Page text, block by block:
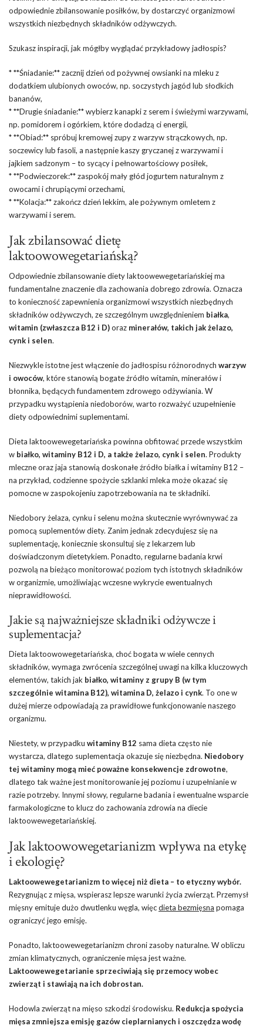
odpowiednie zbilansowanie posiłków, by dostarczyć organizmowi
wszystkich niezbędnych składników odżywczych.
Szukasz inspiracji, jak mógłby wyglądać przykładowy jadłospis?
* **Śniadanie:** zacznij dzień od pożywnej owsianki na mleku z
dodatkiem ulubionych owoców, np. soczystych jagód lub słodkich
bananów,
* **Drugie śniadanie:** wybierz kanapki z serem i świeżymi warzywami,
np. pomidorem i ogórkiem, które dodadzą ci energii,
* **Obiad:** spróbuj kremowej zupy z warzyw strączkowych, np.
soczewicy lub fasoli, a następnie kaszy gryczanej z warzywami i
jajkiem sadzonym – to sycący i pełnowartościowy posiłek,
* **Podwieczorek:** zaspokój mały głód jogurtem naturalnym z
owocami i chrupiącymi orzechami,
* **Kolacja:** zakończ dzień lekkim, ale pożywnym omletem z
warzywami i serem.
Jak zbilansować dietę
laktoowowegetariańską?
Odpowiednie zbilansowanie diety laktoowewegetariańskiej ma
fundamentalne znaczenie dla zachowania dobrego zdrowia. Oznacza
to konieczność zapewnienia organizmowi wszystkich niezbędnych
składników odżywczych, ze szczególnym uwzględnieniem białka,
witamin (zwłaszcza B12 i D)oraz minerałów, takich jak żelazo,
cynk i selen.
Niezwykle istotne jest włączenie do jadłospisu różnorodnych warzyw
i owoców, które stanowią bogate źródło witamin, minerałów i
błonnika, będących fundamentem zdrowego odżywiania. W
przypadku wystąpienia niedoborów, warto rozważyć uzupełnienie
diety odpowiednimi suplementami.
Dieta laktoowewegetariańska powinna obfitować przede wszystkim
w białko, witaminy B12 i D, a także żelazo, cynk i selen. Produkty
mleczne oraz jaja stanowią doskonałe źródło białka i witaminy B12 –
na przykład, codzienne spożycie szklanki mleka może okazać się
pomocne w zaspokojeniu zapotrzebowania na te składniki.
Niedobory żelaza, cynku i selenu można skutecznie wyrównywać za
pomocą suplementów diety. Zanim jednak zdecydujesz się na
suplementację, koniecznie skonsultuj się z lekarzem lub
doświadczonym dietetykiem. Ponadto, regularne badania krwi
pozwolą na bieżąco monitorować poziom tych istotnych składników
w organizmie, umożliwiając wczesne wykrycie ewentualnych
nieprawidłowości.
Jakie są najważniejsze składniki odżywcze i
suplementacja?
Dieta laktoowowegetariańska, choć bogata w wiele cennych
składników, wymaga zwrócenia szczególnej uwagi na kilka kluczowych
elementów, takich jak białko, witaminy z grupy B (w tym
szczególnie witamina B12), witamina D, żelazo i cynk. To one w
dużej mierze odpowiadają za prawidłowe funkcjonowanie naszego
organizmu.
Niestety, w przypadku witaminy B12 sama dieta często nie
wystarcza, dlatego suplementacja okazuje się niezbędna. Niedobory
tej witaminy mogą mieć poważne konsekwencje zdrowotne,
dlatego tak ważne jest monitorowanie jej poziomu i uzupełnianie w
razie potrzeby. Innymi słowy, regularne badania i ewentualne wsparcie
farmakologiczne to klucz do zachowania zdrowia na diecie
laktoowewegetariańskiej.
Jak laktoowowegetarianizm wpływa na etykę
i ekologię?
Laktoowewegetarianizm to więcej niż dieta – to etyczny wybór.
Rezygnując z mięsa, wspierasz lepsze warunki życia zwierząt. Przemysł
mięsny emituje dużo dwutlenku węgla, więcdieta bezmięsna pomaga
ograniczyć jego emisję.
Ponadto, laktoowewegetarianizm chroni zasoby naturalne. W obliczu
zmian klimatycznych, ograniczenie mięsa jest ważne.
Laktoowewegetarianie sprzeciwiają się przemocy wobec
zwierząt i stawiają na ich dobrostan.
Hodowla zwierząt na mięso szkodzi środowisku. Redukcja spożycia
mięsa zmniejsza emisję gazów cieplarnianych i oszczędza wodę